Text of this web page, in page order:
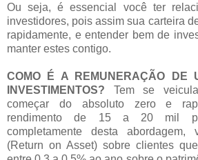
Ou seja, é essencial você ter
investidores, pois assim sua carteira
rapidamente, e entender bem de
manter estes contigo.
COMO É A REMUNERAÇÃO DE
INVESTIMENTOS? Tem se
começar do absoluto zero e
rendimento de 15 a 20 mil
completamente desta
(Return on Asset) sobre clientes